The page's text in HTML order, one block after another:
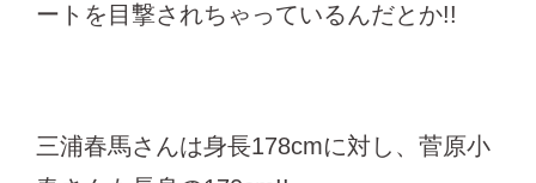
ートを目撃されちゃっているんだとか!!
三浦春馬さんは身長178cmに対し、菅原小